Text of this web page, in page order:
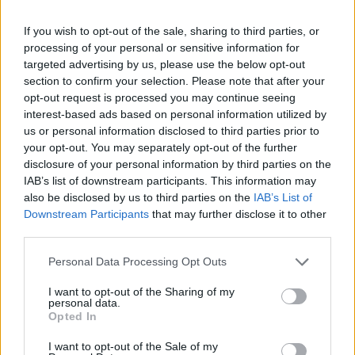
If you wish to opt-out of the sale, sharing to third parties, or
processing of your personal or sensitive information for
targeted advertising by us, please use the below opt-out
section to confirm your selection. Please note that after your
opt-out request is processed you may continue seeing
interest-based ads based on personal information utilized by
us or personal information disclosed to third parties prior to
your opt-out. You may separately opt-out of the further
disclosure of your personal information by third parties on the
IAB’s list of downstream participants. This information may
also be disclosed by us to third parties on the IAB’s List of
Downstream Participants that may further disclose it to other
Personal Data Processing Opt Outs
I want to opt-out of the Sharing of my
personal data.
Opted In
I want to opt-out of the Sale of my
že pro spotřebitele bude stále výhodnější koupit nové zařízení.
Směrnice má přitom usnadnit opravy elektroniky i po skončení
záruční doby, zlepšit dostupnost náhradních dílů a zabránit
výrobcům, aby zásahy do zařízení zbytečně komplikovali nebo
znemožňovali. Nestanovuje však konkrétní cenový limit ani
způsob výpočtu ceny náhradních dílů a oprav.
David Chytil: Právo na opravu přichází
31.7.2026
Každý rok končí v odpadu
miliony elektrospotřebičů,
přestože by mnohé z nich
začne v Evropě měnit. Členské státy začnou uplatňovat takzvané
právo na opravu, které má spotřebitelům usnadnit opravy
vybraných výrobků i po skončení záruční doby a zlepšit
dostupnost náhradních dílů. Co nová pravidla přinesou, jak mohou
přispět ke snížení množství elektroodpadu a kde jsou jejich limity.